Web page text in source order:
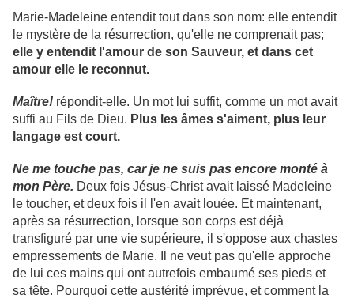
Marie-Madeleine entendit tout dans son nom: elle entendit
le mystère de la résurrection, qu'elle ne comprenait pas;
elle y entendit l'amour de son Sauveur, et dans cet
amour elle le reconnut.
Maître! répondit-elle. Un mot lui suffit, comme un mot avait
suffi au Fils de Dieu. Plus les âmes s'aiment, plus leur
langage est court.
Ne me touche pas, car je ne suis pas encore monté à
mon Père. Deux fois Jésus-Christ avait laissé Madeleine
le toucher, et deux fois il l'en avait louée. Et maintenant,
après sa résurrection, lorsque son corps est déjà
transfiguré par une vie supérieure, il s'oppose aux chastes
empressements de Marie. Il ne veut pas qu'elle approche
de lui ces mains qui ont autrefois embaumé ses pieds et
sa tête. Pourquoi cette austérité imprévue, et comment la